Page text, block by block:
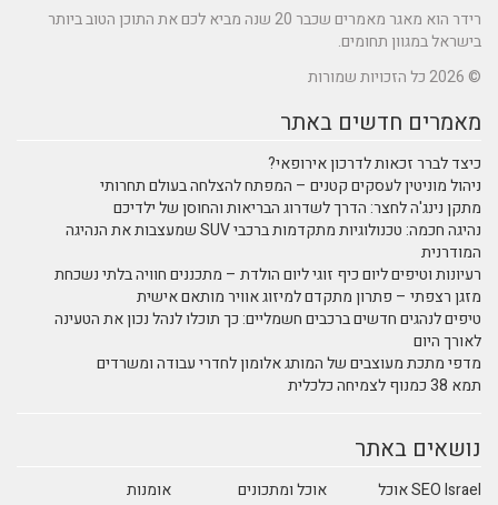
רידר הוא מאגר מאמרים שכבר 20 שנה מביא לכם את התוכן הטוב ביותר
בישראל במגוון תחומים.
© 2026 כל הזכויות שמורות
מאמרים חדשים באתר
כיצד לברר זכאות לדרכון אירופאי?
ניהול מוניטין לעסקים קטנים – המפתח להצלחה בעולם תחרותי
מתקן נינג'ה לחצר: הדרך לשדרוג הבריאות והחוסן של ילדיכם
נהיגה חכמה: טכנולוגיות מתקדמות ברכבי SUV שמעצבות את הנהיגה
המודרנית
רעיונות וטיפים ליום כיף זוגי ליום הולדת – מתכננים חוויה בלתי נשכחת
מזגן רצפתי – פתרון מתקדם למיזוג אוויר מותאם אישית
טיפים לנהגים חדשים ברכבים חשמליים: כך תוכלו לנהל נכון את הטעינה
לאורך היום
מדפי מתכת מעוצבים של המותג אלומון לחדרי עבודה ומשרדים
תמא 38 כמנוף לצמיחה כלכלית
נושאים באתר
SEO Israel אוכל
אוכל ומתכונים
אומנות